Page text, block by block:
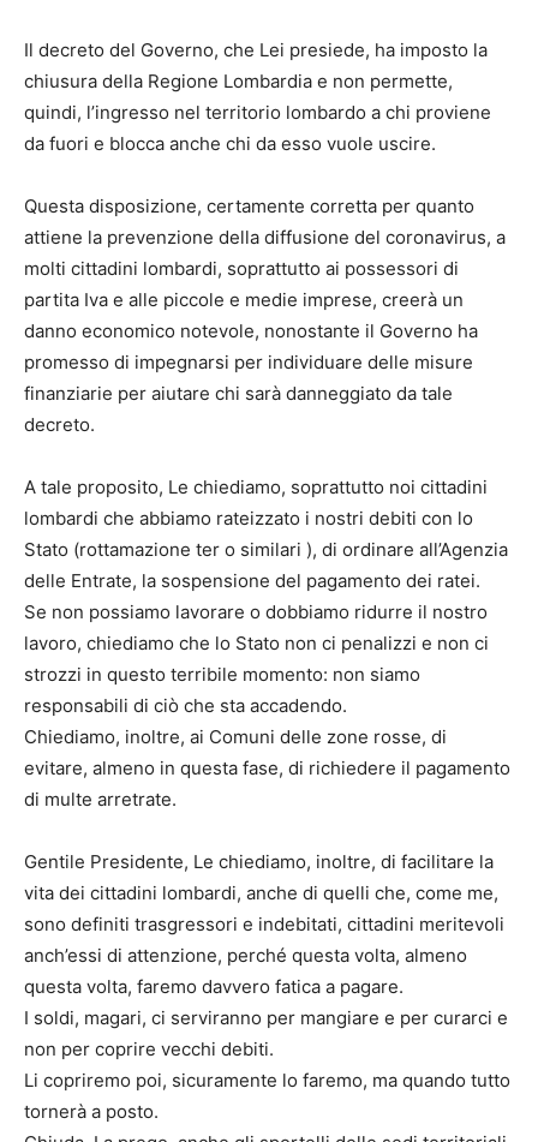
Il decreto del Governo, che Lei presiede, ha imposto la
chiusura della Regione Lombardia e non permette,
quindi, l’ingresso nel territorio lombardo a chi proviene
da fuori e blocca anche chi da esso vuole uscire.
Questa disposizione, certamente corretta per quanto
attiene la prevenzione della diffusione del coronavirus, a
molti cittadini lombardi, soprattutto ai possessori di
partita Iva e alle piccole e medie imprese, creerà un
danno economico notevole, nonostante il Governo ha
promesso di impegnarsi per individuare delle misure
finanziarie per aiutare chi sarà danneggiato da tale
decreto.
A tale proposito, Le chiediamo, soprattutto noi cittadini
lombardi che abbiamo rateizzato i nostri debiti con lo
Stato (rottamazione ter o similari ), di ordinare all’Agenzia
delle Entrate, la sospensione del pagamento dei ratei.
Se non possiamo lavorare o dobbiamo ridurre il nostro
lavoro, chiediamo che lo Stato non ci penalizzi e non ci
strozzi in questo terribile momento: non siamo
responsabili di ciò che sta accadendo.
Chiediamo, inoltre, ai Comuni delle zone rosse, di
evitare, almeno in questa fase, di richiedere il pagamento
di multe arretrate.
Gentile Presidente, Le chiediamo, inoltre, di facilitare la
vita dei cittadini lombardi, anche di quelli che, come me,
sono definiti trasgressori e indebitati, cittadini meritevoli
anch’essi di attenzione, perché questa volta, almeno
questa volta, faremo davvero fatica a pagare.
I soldi, magari, ci serviranno per mangiare e per curarci e
non per coprire vecchi debiti.
Li copriremo poi, sicuramente lo faremo, ma quando tutto
tornerà a posto.